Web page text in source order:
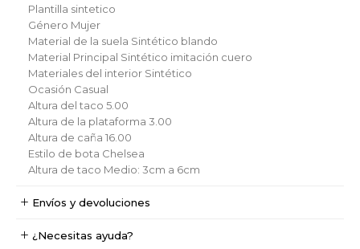
Plantilla sintetico
Género Mujer
Material de la suela Sintético blando
Material Principal Sintético imitación cuero
Materiales del interior Sintético
Ocasión Casual
Altura del taco 5.00
Altura de la plataforma 3.00
Altura de caña 16.00
Estilo de bota Chelsea
Altura de taco Medio: 3cm a 6cm
Envíos y devoluciones
¿Necesitas ayuda?